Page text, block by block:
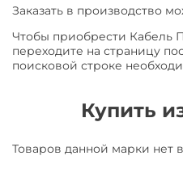
Заказать в производство
Чтобы приобрести Кабель
переходите на страницу
поисковой строке
Купить
Товаров данной марки нет